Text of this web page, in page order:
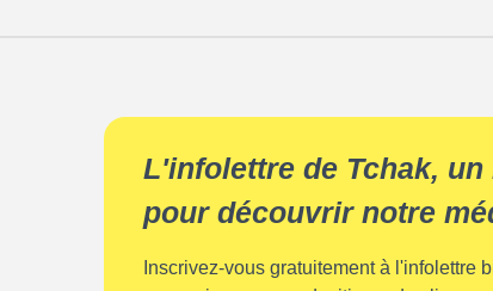
L'infolettre de Tchak, un
pour découvrir notre
Inscrivez-vous gratuitement à l'infolettre